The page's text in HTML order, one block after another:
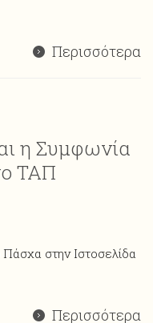
Περισσότερα
η Συμφωνία
ΤΑΠ
στην Ιστοσελίδα
Περισσότερα